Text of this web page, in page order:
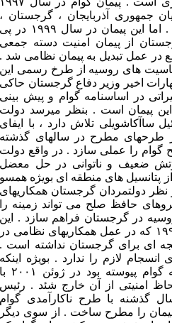
جمهوری آذربایجان ، گرجستان ،
مولداوی و اوکراین تاسیس شد . اما این پیمان در سال ۱۹۹۹ در پی
از پیمان امنیت دسته جمعی
در عمل تبدیل به پیمان نظامی شد .
های روسیه از طرخ رسمی این
اخیر وزیر دفاع گرجستان حاکی
در اساسنامه گوام و پیش بینی
پیمان است . بنظر میرسد دولت
ساآکاشویلی تلاش دارد ، با ایفای
طرحهای مطرح در سالهای گذشته
گوام را عملی سازد . در واقع دولت
ضعیف و ناتوانی در حل معضل
پتانسیل های منطقه ای بویژه همسو
نظر دولتمردان گرجستان همکاریهای
حافظ صلح می تواند زمینه را
روسیه در گرجستان فراهم سازد . این
در شرایطی است که از سال ۱۹۹۹ که در عمل همکاریهای نظامی در
ای برای گرجستان نداشته است .
انسجام لازم را ندارد . بویژه اینکه
ازبکستان که در سال ۱۹۹۹ به گوام پیوسته بود در ژوئن ۲۰۰۱ با
لحاظ امنیتی از آن خارج شئد . رئیس
گذشنه با طرح ناکارآمدی گوام
را مطرح ساخت . از سوی دیگر